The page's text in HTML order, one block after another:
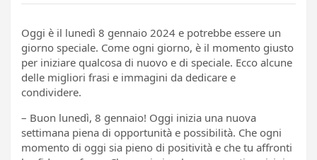
Oggi è il lunedì 8 gennaio 2024 e potrebbe essere un
giorno speciale. Come ogni giorno, è il momento giusto
per iniziare qualcosa di nuovo e di speciale. Ecco alcune
delle migliori frasi e immagini da dedicare e
condividere.
– Buon lunedì, 8 gennaio! Oggi inizia una nuova
settimana piena di opportunità e possibilità. Che ogni
momento di oggi sia pieno di positività e che tu affronti